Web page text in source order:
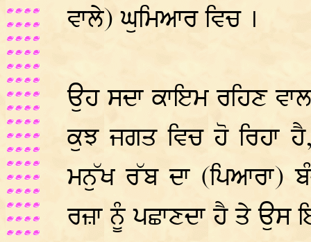
ਵਾਲੇ) ਘੁਮਿਆਰ ਵਿਚ ।
ਉਹ ਸਦਾ ਕਾਇਮ ਰਹਿਣ
ਕੁਝ ਜਗਤ ਵਿਚ ਹੋ ਰਿਹਾ
ਮਨੁੱਖ ਰੱਬ ਦਾ (ਪਿਆਰਾ)
ਰਜ਼ਾ ਨੂੰ ਪਛਾਣਦਾ ਹੈ ਤੇ ਉਸ